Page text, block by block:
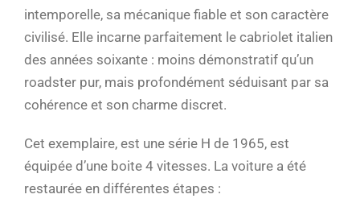
intemporelle, sa mécanique fiable et son caractère
civilisé. Elle incarne parfaitement le cabriolet italien
des années soixante : moins démonstratif qu’un
roadster pur, mais profondément séduisant par sa
cohérence et son charme discret.
Cet exemplaire, est une série H de 1965, est
équipée d’une boite 4 vitesses. La voiture a été
restaurée en différentes étapes :